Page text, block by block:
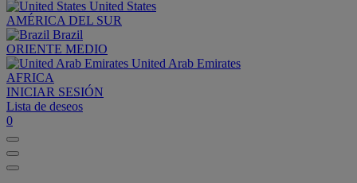
United States
AMÉRICA DEL SUR
Brazil
ORIENTE MEDIO
United Arab Emirates
AFRICA
INICIAR SESIÓN
Lista de deseos
0